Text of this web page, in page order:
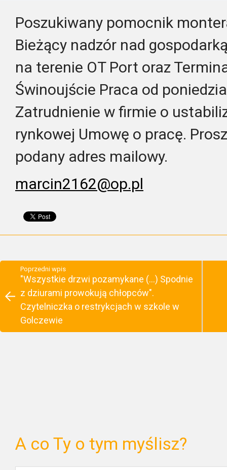
Poszukiwany pomocnik
Bieżący nadzór nad
na terenie OT Port oraz
Świnoujście Praca od
Zatrudnienie w firmie o
rynkowej Umowę o pracę.
podany adres mailowy.
marcin2162@op.pl
Poprzedni wpis
"Wszystkie drzwi pozamykane (...) Spodnie
z dziurami prowokują chłopców".
Czytelniczka o restrykcjach w szkole w
Golczewie
A co Ty o tym myślisz?